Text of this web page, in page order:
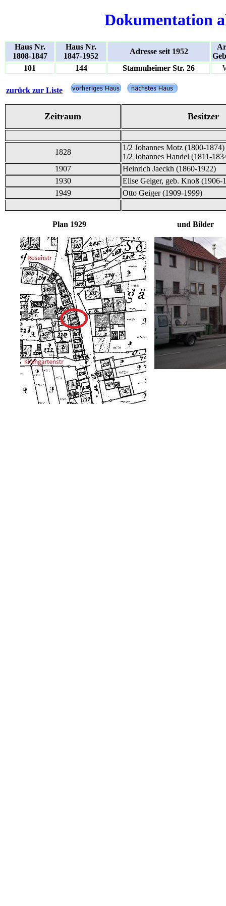
Dokumentation
Haus Nr.
1808-1847
Haus Nr.
1847-1952
Adresse seit 1952
101
144 Stammheimer Str. 26
zurück zur Liste
Zeitraum Besitzer
1828
1/2 Johannes Motz (1800-1874)
1/2 Johannes Handel (1811-
1907
Heinrich Jaeckh (1860-1922)
1930
Elise Geiger, geb. Knoß (1906-
1949
Otto Geiger (1909-1999)
Plan 1929 und Bilder